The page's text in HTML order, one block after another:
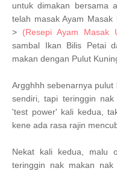
untuk dimakan bersama
telah masak Ayam
> (Resepi Ayam Masak
sambal Ikan Bilis Petai
makan dengan Pulut
Argghhh sebenarnya
sendiri, tapi teringgin
'test power' kali kedua,
kene ada rasa rajin
Nekat kali kedua, malu
teringgin nak makan